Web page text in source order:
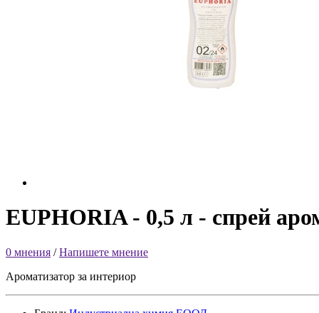
EUPHORIA - 0,5 л - спрей
0 мнения /Напишете мнение
Ароматизатор за интериор